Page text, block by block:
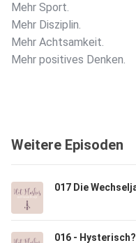
Mehr Sport.
Mehr Disziplin.
Mehr Achtsamkeit.
Mehr positives Denken.
Wenn dir das bekannt
dich!
Weitere Episoden